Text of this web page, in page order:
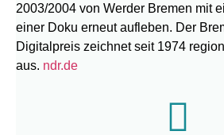
2003/2004 von Werder Bremen mit
einer Doku erneut aufleben. Der
Digitalpreis zeichnet seit 1974
aus. ndr.de